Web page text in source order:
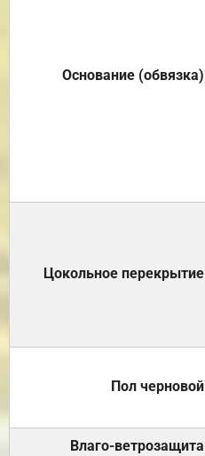
Основание (обвязка)
Цокольное перекрытие
Пол черновой
Влаго-ветрозащита